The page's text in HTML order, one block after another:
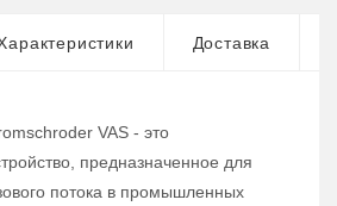
Доставка
VAS - это
предназначенное для
потока в промышленных